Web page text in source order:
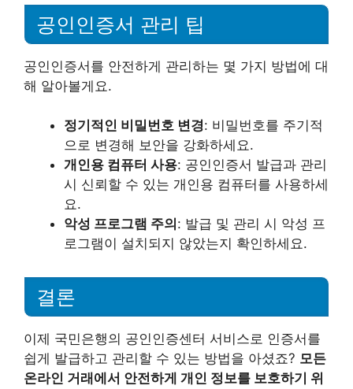
공인인증서 관리 팁
공인인증서를 안전하게 관리하는 몇 가지 방법에 대
해 알아볼게요.
정기적인 비밀번호 변경: 비밀번호를 주기적
으로 변경해 보안을 강화하세요.
개인용 컴퓨터 사용: 공인인증서 발급과 관리
시 신뢰할 수 있는 개인용 컴퓨터를 사용하세
요.
악성 프로그램 주의 : 발급 및 관리 시 악성 프
로그램이 설치되지 않았는지 확인하세요.
결론
이제 국민은행의 공인인증센터 서비스로 인증서를
쉽게 발급하고 관리할 수 있는 방법을 아셨죠? 모든
온라인 거래에서 안전하게 개인 정보를 보호하기 위